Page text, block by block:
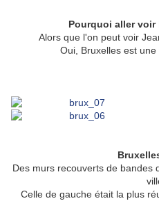
Pourquoi aller voir
Alors que l'on peut voir
Oui, Bruxelles est
Des murs recouverts de bandes
Celle de gauche était la plus